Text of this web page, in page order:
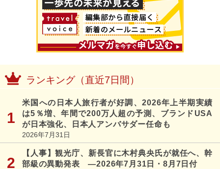
ランキング（直近7日間）
米国への日本人旅行者が好調、2026年上半期実績
は5％増、年間で200万人超の予測、ブランドUSA
が日本強化、日本人アンバサダー任命も
2026年7月31日
【人事】観光庁、新長官に木村典央氏が就任へ、幹
部級の異動発表 ―2026年7月31日・8月7日付